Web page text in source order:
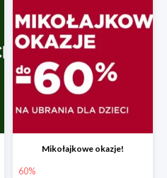
Mikołajkowe okazje!
60%